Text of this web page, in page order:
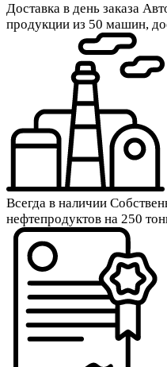
Доставка в день заказа
продукции из 50 машин,
Всегда в наличии
нефтепродуктов на 250